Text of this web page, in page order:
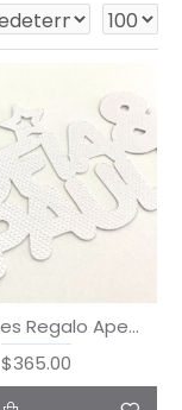
Colgantes Regalo Aperlado Textura
$365.00